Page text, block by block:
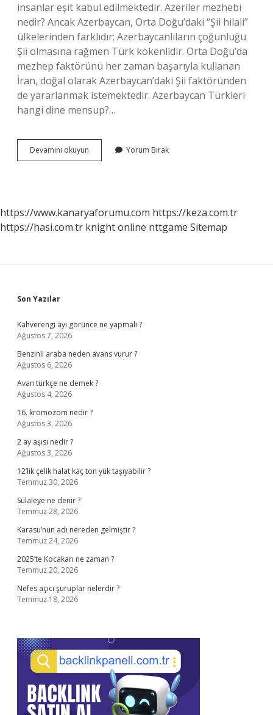
insanlar eşit kabul edilmektedir. Azeriler mezhebi
nedir? Ancak Azerbaycan, Orta Doğu’daki “Şii hilali”
ülkelerinden farklıdır; Azerbaycanlıların çoğunluğu
Şii olmasına rağmen Türk kökenlidir. Orta Doğu’da
mezhep faktörünü her zaman başarıyla kullanan
İran, doğal olarak Azerbaycan’daki Şii faktöründen
de yararlanmak istemektedir. Azerbaycan Türkleri
hangi dine mensup?…
Devamını okuyun Azerbaycan
Dini
Yorum Bırak
https://www.kanaryaforumu.com https://keza.com.tr
https://hasi.com.tr knight online nttgame Sitemap
Sidebar
Son Yazılar
Kahverengi ayı görünce ne yapmalı ?
Ağustos 7, 2026
Benzinli araba neden avans vurur ?
Ağustos 6, 2026
Avan türkçe ne demek ?
Ağustos 4, 2026
16. kromozom nedir ?
Ağustos 3, 2026
2 ay aşısı nedir ?
Ağustos 3, 2026
12’lik çelik halat kaç ton yük taşıyabilir ?
Temmuz 30, 2026
Sülaleye ne denir ?
Temmuz 28, 2026
Karasu’nun adı nereden gelmiştir ?
Temmuz 24, 2026
2025’te Kocakarı ne zaman ?
Temmuz 20, 2026
Nefes açıcı şuruplar nelerdir ?
Temmuz 18, 2026